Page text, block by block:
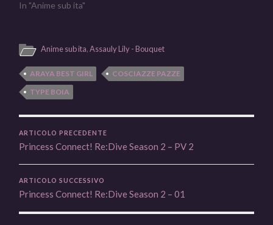
In "Anime sub ita"
Anime sub ita,Assauly Lily - Bouquet
ARAYA BEST GIRL
COSCIAZZE PAZZE
TYPE BOIA
ARTICOLO PRECEDENTE
Princess Connect! Re:Dive Season 2 – PV 2
ARTICOLO SUCCESSIVO
Princess Connect! Re:Dive Season 2 – 01